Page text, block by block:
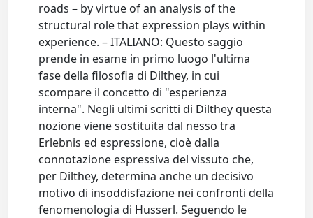
roads – by virtue of an analysis of the
structural role that expression plays within
experience. – ITALIANO: Questo saggio
prende in esame in primo luogo l'ultima
fase della filosofia di Dilthey, in cui
scompare il concetto di "esperienza
interna". Negli ultimi scritti di Dilthey questa
nozione viene sostituita dal nesso tra
Erlebnis ed espressione, cioè dalla
connotazione espressiva del vissuto che,
per Dilthey, determina anche un decisivo
motivo di insoddisfazione nei confronti della
fenomenologia di Husserl. Seguendo le